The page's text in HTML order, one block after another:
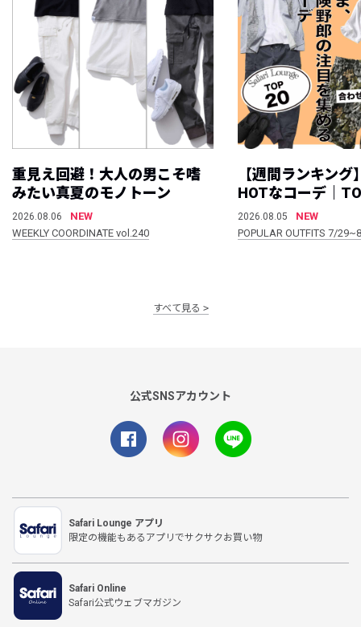
重見え回避！大人の男こそ嗜
みたい真夏のモノトーン
2026.08.06
NEW
WEEKLY COORDINATE vol.240
【週間ランキング
HOTなコーデ｜
2026.08.05
NEW
POPULAR OUTFITS 7/
すべて見る
公式SNSアカウント
Safari Lounge アプリ
限定の機能もあるアプリでサクサクお買い物
Safari Online
Safari公式ウェブマガジン